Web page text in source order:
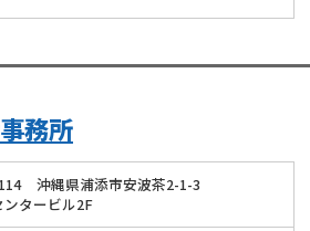
務所
沖縄県浦添市安波茶2-1-3
ンタービル2F